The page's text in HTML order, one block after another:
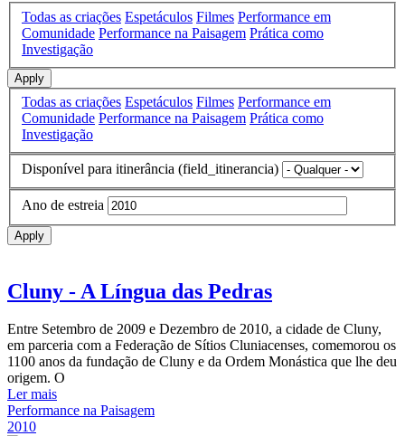
Todas as criações Espetáculos Filmes Performance em
Comunidade Performance na Paisagem Prática como
Investigação
Apply
Todas as criações Espetáculos Filmes Performance em
Comunidade Performance na Paisagem Prática como
Investigação
Disponível para itinerância (field_itinerancia)
Ano de estreia
Apply
Cluny - A Língua das Pedras
Entre Setembro de 2009 e Dezembro de 2010, a cidade de Cluny,
em parceria com a Federação de Sítios Cluniacenses, comemorou os
1100 anos da fundação de Cluny e da Ordem Monástica que lhe deu
origem. O
Ler mais
Performance na Paisagem
2010